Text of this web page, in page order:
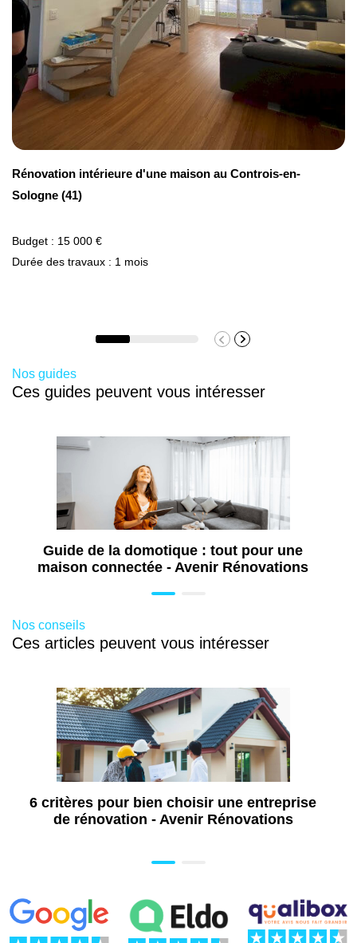
estimé varie en fonction de la qualité des
matériaux utilisés . Ce budget comprendrait
les matériaux, les caissons lumineux, le
panneau électrique et la main-d'œuvre.
Remplacement complet
De 900 à 1700 €
Installation dans le neuf
De 800 à 1500 €
De 300 à 900 €
Mise en sécurité du tableau électrique
De 150 à 400 €
Rénovation intérieure d'une maison au Controis-en-
Sologne (41)
Budget : 15 000 €
Durée des travaux : 1 mois
Nos guides
Ces guides peuvent vous intéresser
Guide de la domotique : tout pour une
maison connectée - Avenir Rénovations
Nos conseils
Ces articles peuvent vous intéresser
6 critères pour bien choisir une entreprise
de rénovation - Avenir Rénovations